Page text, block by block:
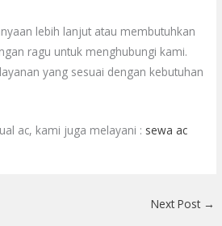
lebih lanjut atau membutuhkan
ragu untuk menghubungi kami.
yang sesuai dengan kebutuhan
ac, kami juga melayani : sewa ac
Next Post →